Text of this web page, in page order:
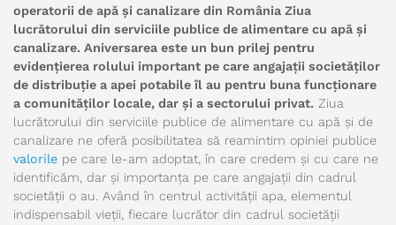
operatorii de apă și canalizare din România Ziua
lucrătorului din serviciile publice de alimentare cu apă și
canalizare. Aniversarea este un bun prilej pentru
evidențierea rolului important pe care angajații societăților
de distribuție a apei potabile îl au pentru buna funcționare
a comunităților locale, dar și a sectorului privat. Ziua
lucrătorului din serviciile publice de alimentare cu apă și de
canalizare ne oferă posibilitatea să reamintim opiniei publice
valorile pe care le-am adoptat, în care credem și cu care ne
identificăm, dar și importanța pe care angajații din cadrul
societății o au. Având în centrul activității apa, elementul
indispensabil vieții, fiecare lucrător din cadrul societății